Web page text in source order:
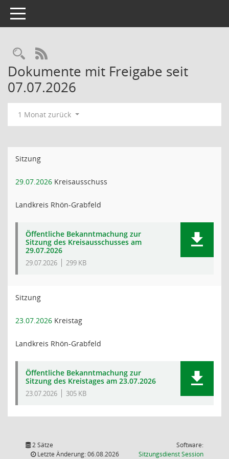
Toggle navigation
RSS-Feed
Dokumente mit Freigabe seit
07.07.2026
1 Monat zurück
Sitzung
29.07.2026 Kreisausschuss
Landkreis Rhön-Grabfeld
Öffentliche Bekanntmachung zur
Sitzung des Kreisausschusses am
29.07.2026
29.07.2026 299 KB
Sitzung
23.07.2026 Kreistag
Landkreis Rhön-Grabfeld
Öffentliche Bekanntmachung zur
Sitzung des Kreistages am 23.07.2026
23.07.2026 305 KB
2 Sätze
Letzte Änderung: 06.08.2026
Software:
SitzungsdienstSession(Wird in